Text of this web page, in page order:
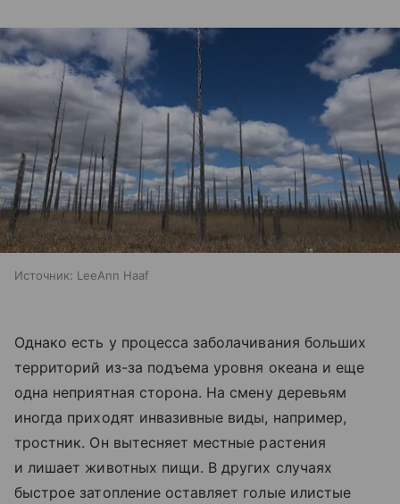
Источник: LeeAnn Haaf
Однако есть у процесса заболачивания больших
территорий из-за подъема уровня океана и еще
одна неприятная сторона. На смену деревьям
иногда приходят инвазивные виды, например,
тростник. Он вытесняет местные растения
и лишает животных пищи. В других случаях
быстрое затопление оставляет голые илистые